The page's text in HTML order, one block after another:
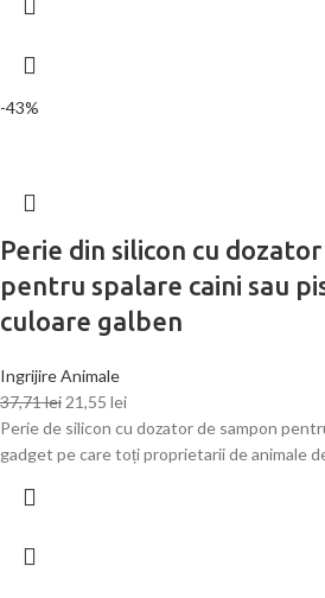
-43%
Perie din silicon cu
pentru spalare caini sau
culoare galben
Ingrijire Animale
37,71lei 21,55 lei
Perie de silicon cu dozator de sampon
gadget pe care toți proprietarii de animale